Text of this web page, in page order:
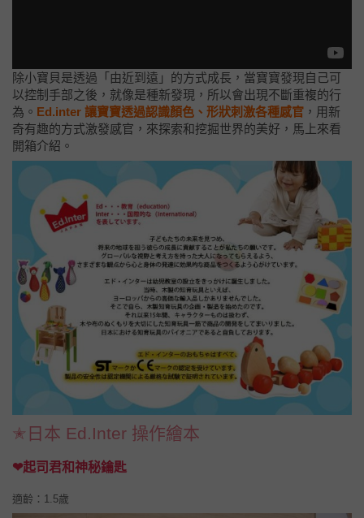
除小寶貝是透過「由近到遠」的方式成長，當寶寶發現自己可
以控制手部之後，就像是種新發現，所以會出現不斷重複的行
為。 Ed.inter 讓寶寶透過認識顏色、形狀刺激各種感官 ，用新
奇有趣的方式激發感官，來探索和挖掘世界的美好，馬上來看
開箱介紹。
✭日本 Ed.Inter 操作繪本
❤起司君和神秘鑰匙
適齡：1.5歲